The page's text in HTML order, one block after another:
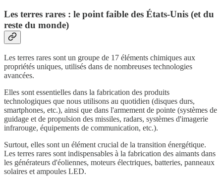
Les terres rares : le point faible des États-Unis (et du
reste du monde)
Les terres rares sont un groupe de 17 éléments chimiques aux
propriétés uniques, utilisés dans de nombreuses technologies
avancées.
Elles sont essentielles dans la fabrication des produits
technologiques que nous utilisons au quotidien (disques durs,
smartphones, etc.), ainsi que dans l'armement de pointe (systèmes de
guidage et de propulsion des missiles, radars, systèmes d'imagerie
infrarouge, équipements de communication, etc.).
Surtout, elles sont un élément crucial de la transition énergétique.
Les terres rares sont indispensables à la fabrication des aimants dans
les générateurs d'éoliennes, moteurs électriques, batteries, panneaux
solaires et ampoules LED.